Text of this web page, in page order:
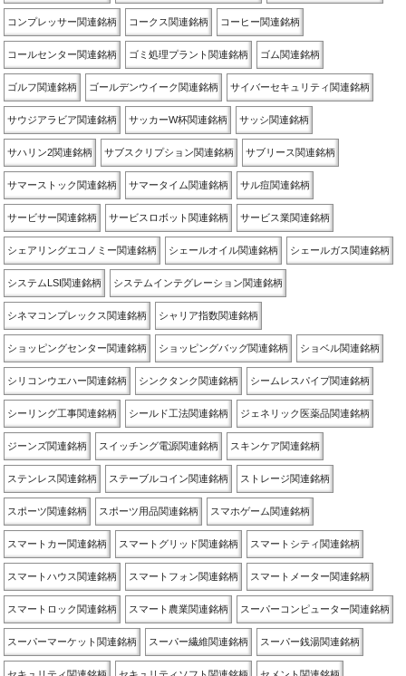
コンプレッサー関連銘柄 コークス関連銘柄 コーヒー関連銘柄
コールセンター関連銘柄 ゴミ処理プラント関連銘柄 ゴム関連銘柄
ゴルフ関連銘柄 ゴールデンウイーク関連銘柄 サイバーセキュリティ関連銘柄
サウジアラビア関連銘柄 サッカーW杯関連銘柄 サッシ関連銘柄
サハリン2関連銘柄 サブスクリプション関連銘柄 サブリース関連銘柄
サマーストック関連銘柄 サマータイム関連銘柄 サル痘関連銘柄
サービサー関連銘柄 サービスロボット関連銘柄 サービス業関連銘柄
シェアリングエコノミー関連銘柄 シェールオイル関連銘柄 シェールガス関連銘柄
システムLSI関連銘柄 システムインテグレーション関連銘柄
シネマコンプレックス関連銘柄 シャリア指数関連銘柄
ショッピングセンター関連銘柄 ショッピングバッグ関連銘柄 ショベル関連銘柄
シリコンウエハー関連銘柄 シンクタンク関連銘柄 シームレスパイプ関連銘柄
シーリング工事関連銘柄 シールド工法関連銘柄 ジェネリック医薬品関連銘柄
ジーンズ関連銘柄 スイッチング電源関連銘柄 スキンケア関連銘柄
ステンレス関連銘柄 ステーブルコイン関連銘柄 ストレージ関連銘柄
スポーツ関連銘柄 スポーツ用品関連銘柄 スマホゲーム関連銘柄
スマートカー関連銘柄 スマートグリッド関連銘柄 スマートシティ関連銘柄
スマートハウス関連銘柄 スマートフォン関連銘柄 スマートメーター関連銘柄
スマートロック関連銘柄 スマート農業関連銘柄 スーパーコンピューター関連銘柄
スーパーマーケット関連銘柄 スーパー繊維関連銘柄 スーパー銭湯関連銘柄